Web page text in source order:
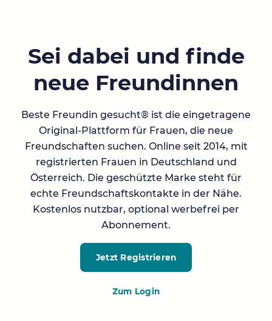
Sei dabei und finde
neue Freundinnen
Beste Freundin gesucht® ist die eingetragene
Original-Plattform für Frauen, die neue
Freundschaften suchen. Online seit 2014, mit
registrierten Frauen in Deutschland und
Österreich. Die geschützte Marke steht für
echte Freundschaftskontakte in der Nähe.
Kostenlos nutzbar, optional werbefrei per
Abonnement.
Jetzt Registrieren
Zum Login